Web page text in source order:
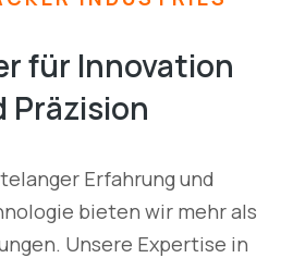
für Innovation
Präzision
Erfahrung und
bieten wir mehr als
Unsere Expertise in